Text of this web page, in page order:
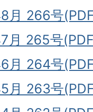
月 266号
月 265号
月 264号
月 263号